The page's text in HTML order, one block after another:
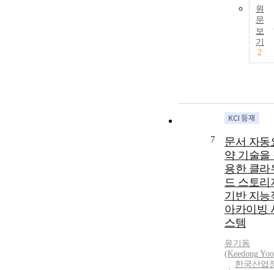
원
문
보
기
2
7
문서 자동
약 기술을
용한 클라
드 스토리
기반 지능
아카이빙
스템
유기동
(Keedong Yoo
한국산업